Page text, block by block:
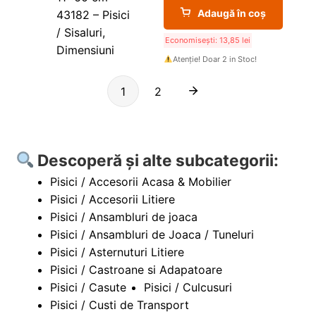
Adaugă în coș
Economisești: 13,85 lei
Atenție! Doar 2 in Stoc!
1 2
Descoperă și alte subcategorii:
Pisici / Accesorii Acasa & Mobilier
Pisici / Accesorii Litiere
Pisici / Ansambluri de joaca
Pisici / Ansambluri de Joaca / Tuneluri
Pisici / Asternuturi Litiere
Pisici / Castroane si Adapatoare
Pisici / Casute
Pisici / Culcusuri
Pisici / Custi de Transport